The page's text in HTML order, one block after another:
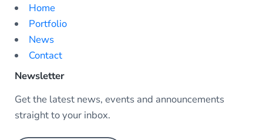
Home
Portfolio
News
Contact
Newsletter
Get the latest news, events and announcements
straight to your inbox.